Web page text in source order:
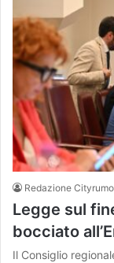
Redazione
Legge sul
bocciato
Il Consiglio